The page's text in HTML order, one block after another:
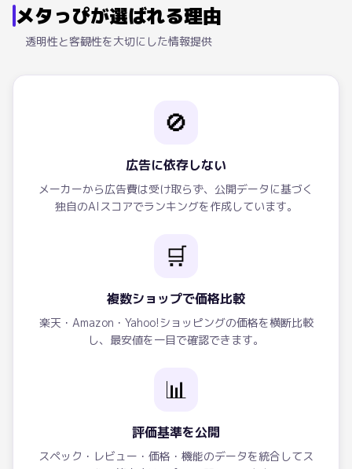
メタっぴが選ばれる理由
透明性と客観性を大切にした情報提供
🚫
広告に依存しない
メーカーから広告費は受け取らず、公開データに基づく
独自のAIスコアでランキングを作成しています。
🛒
複数ショップで価格比較
楽天・Amazon・Yahoo!ショッピングの価格を横断比較
し、最安値を一目で確認できます。
📊
評価基準を公開
スペック・レビュー・価格・機能のデータを統合してス